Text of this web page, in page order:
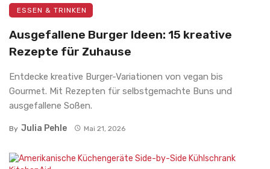
ESSEN & TRINKEN
Ausgefallene Burger Ideen: 15 kreative
Rezepte für Zuhause
Entdecke kreative Burger-Variationen von vegan bis
Gourmet. Mit Rezepten für selbstgemachte Buns und
ausgefallene Soßen.
By Julia Pehle Mai 21, 2026